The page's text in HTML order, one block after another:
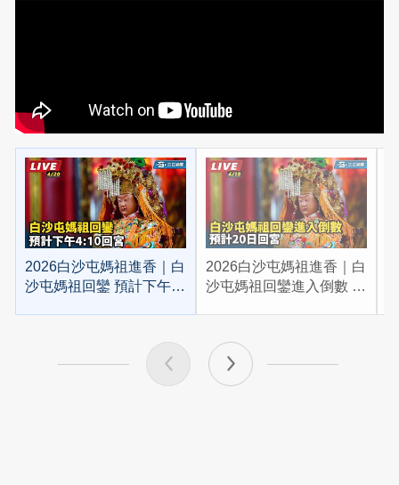
2026白沙屯媽祖進香｜白
沙屯媽祖回鑾 預計下午
2026白沙屯媽祖進香｜白
沙屯媽祖回鑾進入倒數 預